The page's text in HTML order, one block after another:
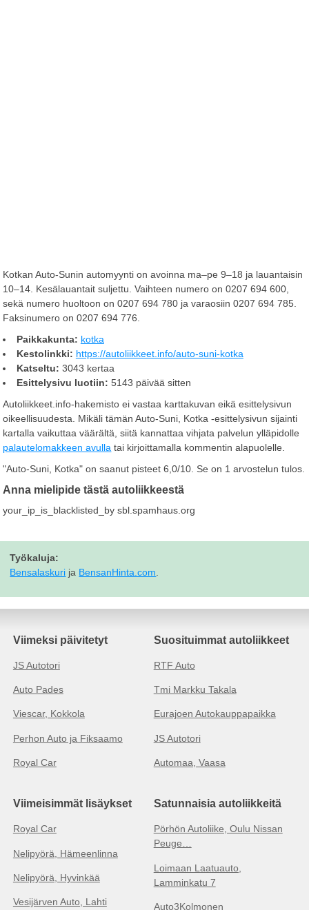
Kotkan Auto-Sunin automyynti on avoinna ma–pe 9–18 ja lauantaisin
10–14. Kesälauantait suljettu. Vaihteen numero on 0207 694 600,
sekä numero huoltoon on 0207 694 780 ja varaosiin 0207 694 785.
Faksinumero on 0207 694 776.
Paikkakunta: kotka
Kestolinkki: https://autoliikkeet.info/auto-suni-kotka
Katseltu: 3043 kertaa
Esittelysivu luotiin: 5143 päivää sitten
Autoliikkeet.info-hakemisto ei vastaa karttakuvan eikä esittelysivun
oikeellisuudesta. Mikäli tämän Auto-Suni, Kotka -esittelysivun sijainti
kartalla vaikuttaa väärältä, siitä kannattaa vihjata palvelun ylläpidolle
palautelomakkeen avulla tai kirjoittamalla kommentin alapuolelle.
"Auto-Suni, Kotka" on saanut pisteet6,0/10. Se on 1 arvostelun tulos.
Anna mielipide tästä autoliikkeestä
your_ip_is_blacklisted_by sbl.spamhaus.org
Työkaluja:
Bensalaskuri ja BensanHinta.com
Viimeksi päivitetyt
JS Autotori
Auto Pades
Viescar, Kokkola
Perhon Auto ja Fiksaamo
Royal Car
Suosituimmat autoliikkeet
RTF Auto
Tmi Markku Takala
Eurajoen Autokauppapaikka
JS Autotori
Automaa, Vaasa
Viimeisimmät lisäykset
Royal Car
Nelipyörä, Hämeenlinna
Nelipyörä, Hyvinkää
Vesijärven Auto, Lahti
Satunnaisia autoliikkeitä
Pörhön Autoliike, Oulu Nissan
Peuge…
Loimaan Laatuauto,
Lamminkatu 7
Auto3Kolmonen